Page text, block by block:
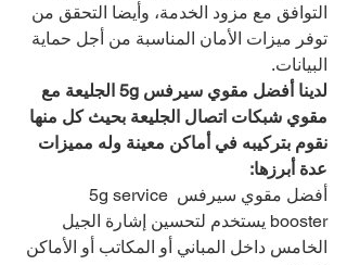
التوافق مع مزود الخدمة، وأيضا التحقق من
توفر ميزات الأمان المناسبة من أجل حماية
البيانات.
لدينا أفضل مقوي سيرفس 5g الجليعة مع
مقوي شبكات اتصال الجليعة بحيث كل منها
نقوم بتركيبه في أماكن معينة وله مميزات
عدة أبرزها:
أفضل مقوي سيرفس 5g service
booster يستخدم لتحسين إشارة الجيل
الخامس داخل المباني أو المكاتب أو الأماكن